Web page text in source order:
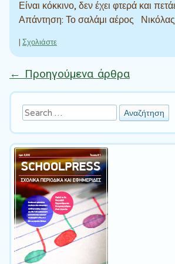
Είναι κόκκινο, δεν έχει φτερά και
Απάντηση: Το σαλάμι αέρος
| Σχολιάστε
Πλοήγηση
←Προηγούμενα άρθρα
Αναζήτηση